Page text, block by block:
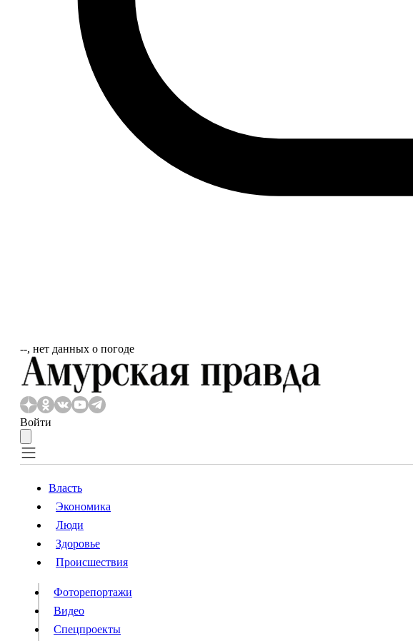
‐‐, нет данных о погоде
Войти
Власть
Происшествия
Видео
Конкурсы
Власть
Экономика
Люди
Здоровье
Происшествия
Фоторепортажи
Видео
Спецпроекты